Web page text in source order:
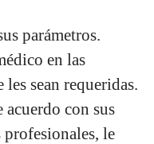
parámetros.
en las
sean requeridas.
con sus
profesionales, le